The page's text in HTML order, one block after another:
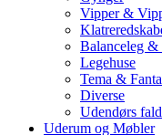
Vipper &
Balanceleg
Legehuse
Tema &
Diverse
Udendørs
Uderum og Møbler